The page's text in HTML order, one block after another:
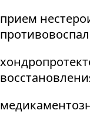
прием